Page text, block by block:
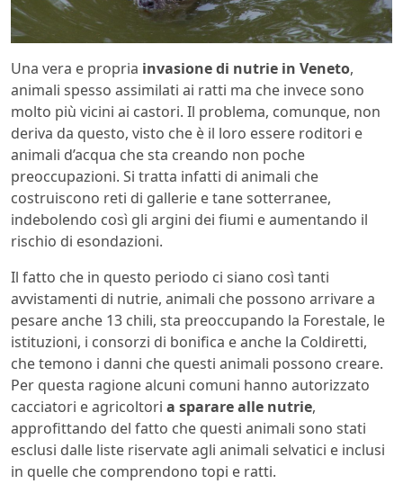
Una vera e propria invasione di nutrie in Veneto,
animali spesso assimilati ai ratti ma che invece sono
molto più vicini ai castori. Il problema, comunque, non
deriva da questo, visto che è il loro essere roditori e
animali d’acqua che sta creando non poche
preoccupazioni. Si tratta infatti di animali che
costruiscono reti di gallerie e tane sotterranee,
indebolendo così gli argini dei fiumi e aumentando il
rischio di esondazioni.
Il fatto che in questo periodo ci siano così tanti
avvistamenti di nutrie, animali che possono arrivare a
pesare anche 13 chili, sta preoccupando la Forestale, le
istituzioni, i consorzi di bonifica e anche la Coldiretti,
che temono i danni che questi animali possono creare.
Per questa ragione alcuni comuni hanno autorizzato
cacciatori e agricoltori a sparare alle nutrie,
approfittando del fatto che questi animali sono stati
esclusi dalle liste riservate agli animali selvatici e inclusi
in quelle che comprendono topi e ratti.